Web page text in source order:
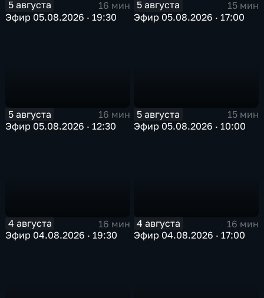
5 августа
16 мин
Эфир 05.08.2026 · 19:30
5 августа
15 мин
Эфир 05.08.2026 · 17:00
5 августа
16 мин
Эфир 05.08.2026 · 12:30
5 августа
15 мин
Эфир 05.08.2026 · 10:00
4 августа
16 мин
Эфир 04.08.2026 · 19:30
4 августа
16 мин
Эфир 04.08.2026 · 17:00